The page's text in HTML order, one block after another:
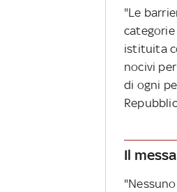
"Le
istituita
nocivi
di ogni
Il